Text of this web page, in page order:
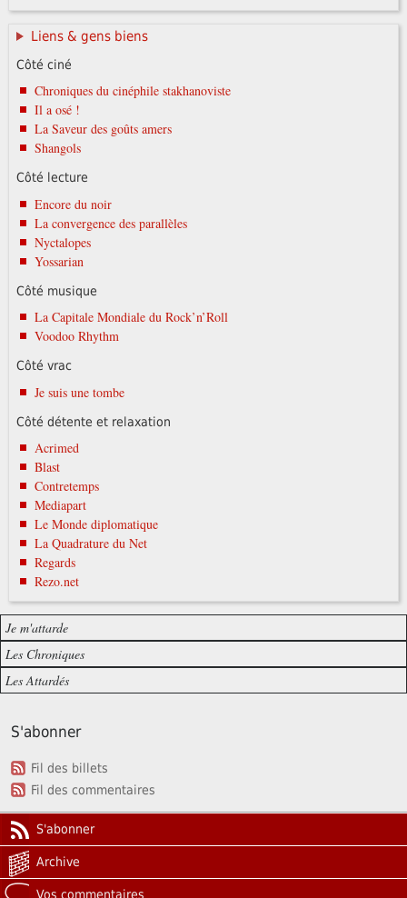
Liens & gens biens
Côté ciné
Chroniques du cinéphile stakhanoviste
Il a osé !
La Saveur des goûts amers
Shangols
Côté lecture
Encore du noir
La convergence des parallèles
Nyctalopes
Yossarian
Côté musique
La Capitale Mondiale du Rock’n’Roll
Voodoo Rhythm
Côté vrac
Je suis une tombe
Côté détente et relaxation
Acrimed
Blast
Contretemps
Mediapart
Le Monde diplomatique
La Quadrature du Net
Regards
Rezo.net
Je m'attarde
Les Chroniques
Les Attardés
S'abonner
Fil des billets
Fil des commentaires
S'abonner
Archive
Vos commentaires